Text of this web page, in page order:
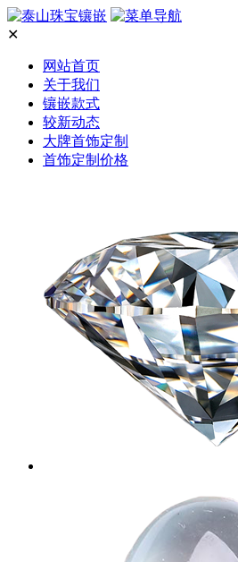
✕
网站首页
关于我们
镶嵌款式
较新动态
大牌首饰定制
首饰定制价格